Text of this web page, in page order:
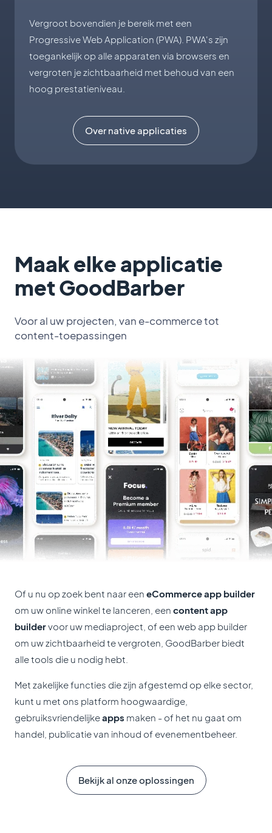
Vergroot bovendien je bereik met een
Progressive Web Application (PWA). PWA's zijn
toegankelijk op alle apparaten via browsers en
vergroten je zichtbaarheid met behoud van een
hoog prestatieniveau.
Over native applicaties
Maak elke applicatie
met GoodBarber
Voor al uw projecten, van e-commerce tot
content-toepassingen
Of u nu op zoek bent naar een eCommerce app builder
om uw online winkel te lanceren, een content app
buildervoor uw mediaproject, of een web app builder
om uw zichtbaarheid te vergroten, GoodBarber biedt
alle tools die u nodig hebt.
Met zakelijke functies die zijn afgestemd op elke sector,
kunt u met ons platform hoogwaardige,
gebruiksvriendelijkeapps maken - of het nu gaat om
handel, publicatie van inhoud of evenementbeheer.
Bekijk al onze oplossingen